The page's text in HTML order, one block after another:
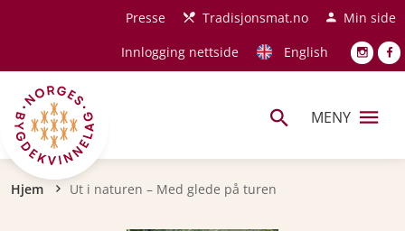
Hopp til hovedinnholdPresse Tradisjonsmat.no
Min side
Innlogging nettside
English
MENY
Navigasjonssti
Hjem Ut i naturen – Med glede på turen